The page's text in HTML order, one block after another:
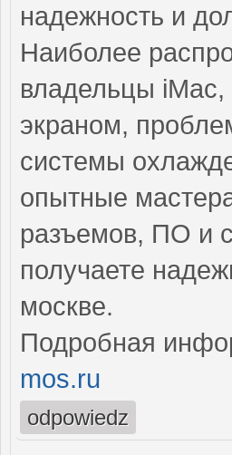
надежность и
Наиболее
владельцы
экраном,
системы
опытные
разъемов, ПО и
получаете
москве.
Подробная
mos.ru
odpowiedz